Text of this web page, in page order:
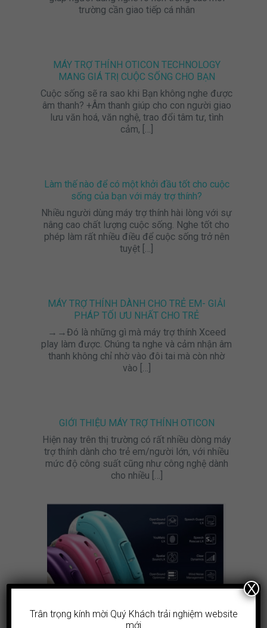
trường cần giao tiếp cá nhân
MÁY TRỢ THÍNH OTICON TECHNOLOGY
MANG GIÁ TRỊ CUỘC SỐNG CHO BẠN
Cuộc sống sẽ ra sao khi Bạn không nghe được
âm thanh? +Âm thanh giúp cho con người giao
lưu văn hoá, văn nghệ, trao đổi tâm tư, tình
cảm, […]
Làm thế nào để có một khởi đầu tốt cho cuộc
sống của bạn với máy trợ thính?
Nhiều người dùng máy trợ thính hài lòng với sự
nâng cao chất lượng cuộc sống. Nghe tốt cho
phép làm rất nhiều điều để cuộc sống trở nên
tuyệt […]
MÁY TRỢ THÍNH DÀNH CHO TRẺ EM- GIẢI
PHÁP TỐI ƯU NHẤT CHO TRẺ
→→Đó là những gì mà máy trợ thính Xceed
play làm được. Chúng ta nghe và cảm nhận âm
thanh không chỉ nhờ vào đôi tai mà còn nhờ
vào […]
GIỚI THIỆU MÁY TRỢ THÍNH OTICON
Hiện nay trên thị trường có rất nhiều dòng máy
trợ thính dành cho trẻ em/người lớn, với nhiều
mức độ công suất cũng như công nghệ dành
cho nhiều […]
OTICON XCEED PLAY UP 2
Trân trọng kính mời Quý Khách trải nghiệm website
mới
X